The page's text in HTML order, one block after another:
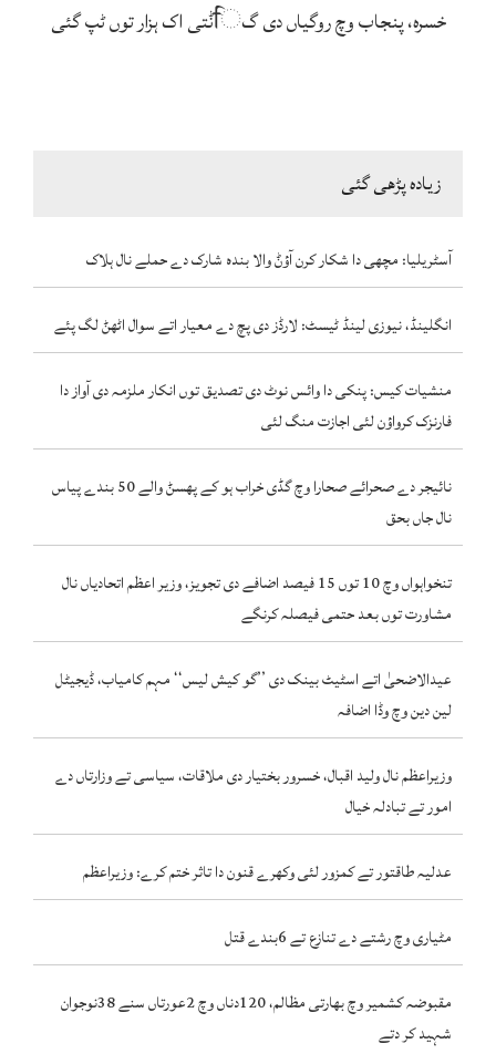
خسرہ، پنجاب وچ روگیاں دی گਿݨتی اک ہزار توں ٹپ گئی
زیادہ پڑھی گئی
آسٹریلیا: مچھی دا شکار کرن آؤݨ والا بندہ شارک دے حملے نال ہلاک
انگلینڈ، نیوزی لینڈ ٹیسٹ: لارڈز دی پچ دے معیار اتے سوال اٹھݨ لگ پئے
منشیات کیس: پنکی دا وائس نوٹ دی تصدیق توں انکار ملزمہ دی آواز دا
فارنزک کرواؤن لئی اجازت منگ لئی
نائیجر دے صحرائے صحارا وچ گڈی خراب ہو کے پھسݨ والے 50 بندے پیاس
نال جاں بحق
تنخواہواں وچ 10 توں 15 فیصد اضافے دی تجویز، وزیر اعظم اتحادیاں نال
مشاورت توں بعد حتمی فیصلہ کرنگے
عیدالاضحیٰ اتے اسٹیٹ بینک دی ’’گو کیش لیس‘‘ مہم کامیاب، ڈیجیٹل
لین دین وچ وڈا اضافہ
وزیراعظم نال ولید اقبال، خسرور بختیار دی ملاقات، سیاسی تے وزارتاں دے
امور تے تبادلہ خیال
عدلیہ طاقتور تے کمزور لئی وکھرے قنون دا تاثر ختم کرے: وزیراعظم
مٹیاری وچ رشتے دے تنازع تے 6بندے قتل
مقبوضہ کشمیر وچ بھارتی مظالم، 120دناں وچ 2عورتاں سنے 38نوجوان
شہید کر دتے